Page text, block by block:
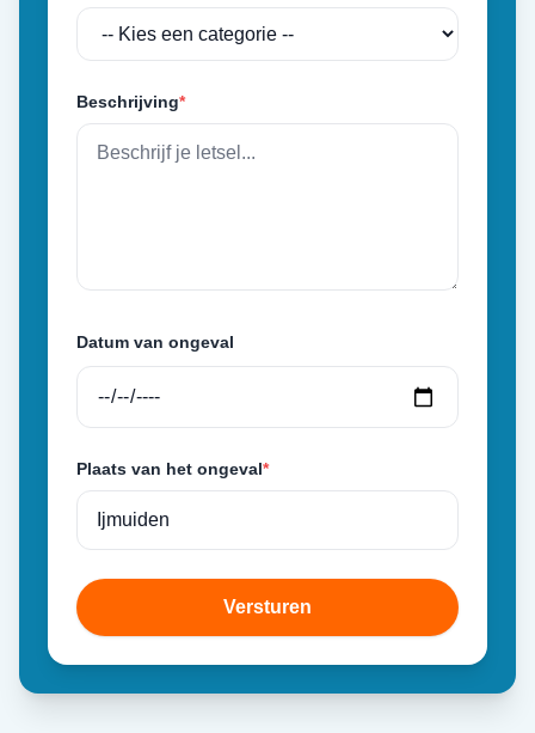
Beschrijving*
Datum van ongeval
Plaats van het ongeval*
Versturen